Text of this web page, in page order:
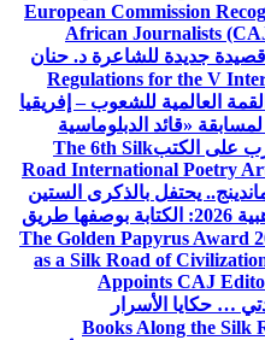
European Commission
African Journalists
جديدة للشاعرة د. حنان
Regulations for the V
العالمية للشعوب – إفريقيا
«قائد الدبلوماسية
على الكتبThe 6th Silk
Road International Poetry
يحتفل بالذكرى الستين
جائزة البردية الذهبية 2026: الكتابة بوصفها طريق
The Golden Papyrus Award
as a Silk Road of
Appoints CAJ
… حكايا الأسرار
Books Along the Silk